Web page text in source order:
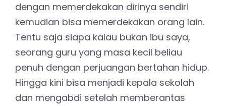
dengan memerdekakan dirinya sendiri
kemudian bisa memerdekakan orang lain.
Tentu saja siapa kalau bukan ibu saya,
seorang guru yang masa kecil beliau
penuh dengan perjuangan bertahan hidup.
Hingga kini bisa menjadi kepala sekolah
dan mengabdi setelah memberantas